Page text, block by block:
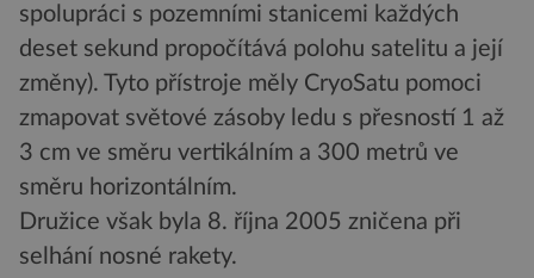
spolupráci s pozemními stanicemi každých
deset sekund propočítává polohu satelitu a její
změny). Tyto přístroje měly CryoSatu pomoci
zmapovat světové zásoby ledu s přesností 1 až
3 cm ve směru vertikálním a 300 metrů ve
směru horizontálním.
Družice však byla 8. října 2005 zničena při
selhání nosné rakety.